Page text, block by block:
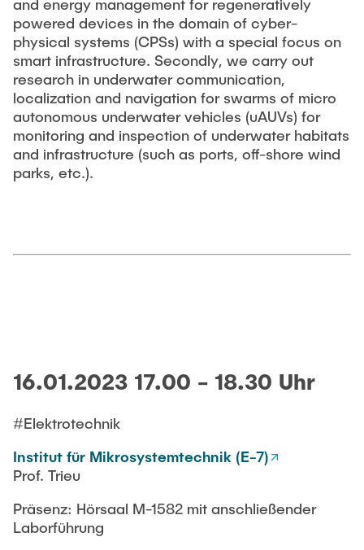
and energy management for regeneratively
powered devices in the domain of cyber-
physical systems (CPSs) with a special focus on
smart infrastructure. Secondly, we carry out
research in underwater communication,
localization and navigation for swarms of micro
autonomous underwater vehicles (uAUVs) for
monitoring and inspection of underwater habitats
and infrastructure (such as ports, off-shore wind
parks, etc.).
16.01.2023 17.00 - 18.30 Uhr
#Elektrotechnik
Institut für Mikrosystemtechnik (E-7)
Prof. Trieu
Präsenz: Hörsaal M-1582 mit anschließender
Laborführung